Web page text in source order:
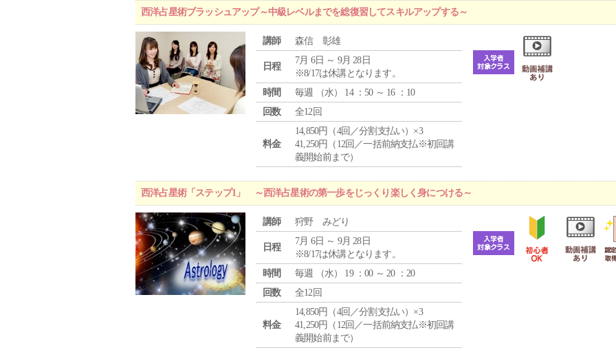
西洋占星術ブラッシュアップ～中級レベルまでを総復習してスキルアップする～
講師 森信 彰雄
日程
7月 6日 ～ 9月 28日
※8/17は休講となります。
時間
毎週 （水） 14 ：50 ～ 16 ：10
回数
全12回
料金
14,850円（4回／分割支払い）×3
41,250円（12回／一括前納支払※初回講
義開始前まで）
西洋占星術「ステップ1」 ～西洋占星術の第一歩をじっくり楽しく身につける～
講師 狩野 みどり
日程
7月 6日 ～ 9月 28日
※8/17は休講となります。
時間
毎週 （水） 19 ：00 ～ 20 ：20
回数
全12回
料金
14,850円（4回／分割支払い）×3
41,250円（12回／一括前納支払※初回講
義開始前まで）